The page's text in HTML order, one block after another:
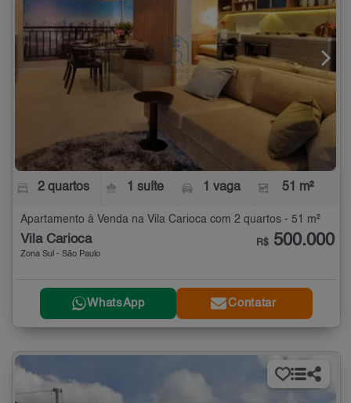
2 quartos 1 suíte 1 vaga 51 m²
Apartamento à Venda na Vila Carioca com 2 quartos - 51 m²
Vila Carioca
Zona Sul - São Paulo
R$ 500.000
WhatsApp Contatar